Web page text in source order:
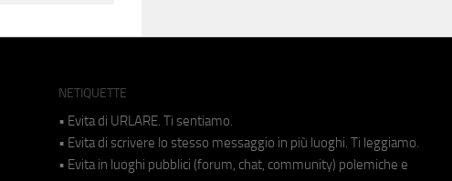
NETIQUETTE
• Evita di URLARE. Ti sentiamo.
• Evita di scrivere lo stesso messaggio in più luoghi. Ti leggiamo.
• Evita in luoghi pubblici (forum, chat, community) polemiche e